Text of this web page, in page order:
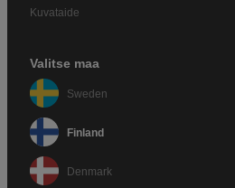
Kuvataide
Valitse maa
Sweden
Finland
Denmark